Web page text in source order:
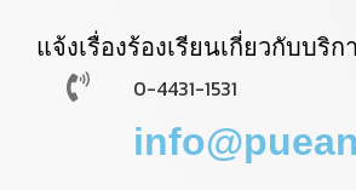
แจ้งเรื่องร้องเรียนเกี่ยวกับบริก
0-4431-1531